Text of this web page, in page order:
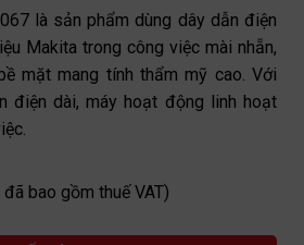
là sản phẩm dùng dây dẫn điện
Makita trong công việc mài nhẵn,
mặt mang tính thẩm mỹ cao. Với
điện dài, máy hoạt động linh hoạt
đã bao gồm thuế VAT)